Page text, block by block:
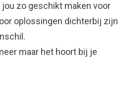
zo geschikt maken voor
oplossingen dichterbij zijn
maar het hoort bij je